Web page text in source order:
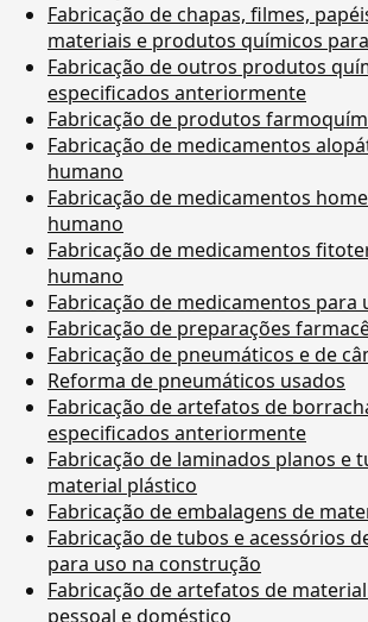
Fabricação de chapas, filmes,
materiais e produtos químicos
Fabricação de outros produtos
especificados anteriormente
Fabricação de produtos
Fabricação de medicamentos
humano
Fabricação de medicamentos
humano
Fabricação de medicamentos
humano
Fabricação de medicamentos para
Fabricação de preparações
Fabricação de pneumáticos e de
Reforma de pneumáticos usados
Fabricação de artefatos de
especificados anteriormente
Fabricação de laminados planos e
material plástico
Fabricação de embalagens de
Fabricação de tubos e acessórios
para uso na construção
Fabricação de artefatos de
pessoal e doméstico